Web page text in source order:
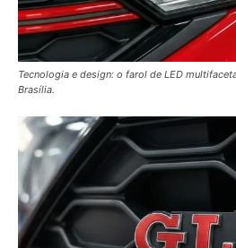
Tecnologia e design: o farol de LED
Brasília.